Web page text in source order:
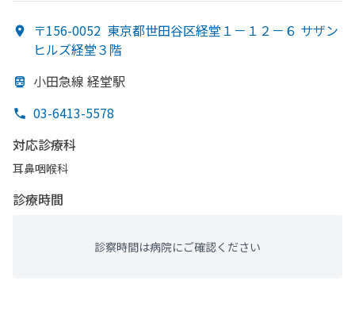
〒156-0052 東京都世田谷区経堂１－１２－６ サザン
ヒルズ経堂３階
小田急線 経堂駅
03-6413-5578
対応診療科
耳鼻咽喉科
診療時間
診察時間は病院にご確認ください